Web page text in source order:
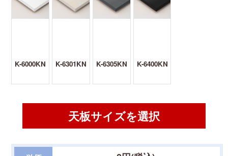
K-6000KN K-6301KN K-6305KN K-6400KN
天板サイズを選択